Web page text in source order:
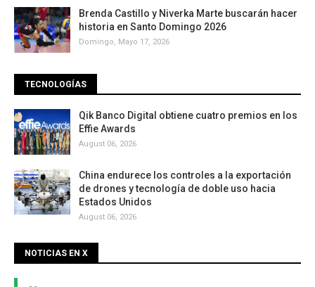
Brenda Castillo y Niverka Marte buscarán hacer
historia en Santo Domingo 2026
Domingo, Mayo 17, 2026
TECNOLOGÍAS
Qik Banco Digital obtiene cuatro premios en los
Effie Awards
August 06, 2026
China endurece los controles a la exportación
de drones y tecnología de doble uso hacia
Estados Unidos
August 06, 2026
NOTICIAS EN X